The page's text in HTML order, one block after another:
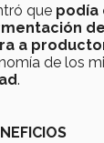
que podía
a
de los
.